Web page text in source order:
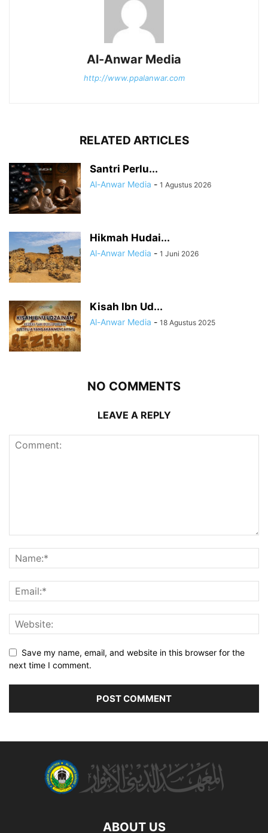
Al-Anwar Media
http://www.ppalanwar.com
RELATED ARTICLES
Santri Perlu...
Al-Anwar Media - 1 Agustus 2026
Hikmah Hudai...
Al-Anwar Media - 1 Juni 2026
Kisah Ibn Ud...
Al-Anwar Media - 18 Agustus 2025
NO COMMENTS
LEAVE A REPLY
Save my name, email, and website in this browser for the
next time I comment.
ABOUT US